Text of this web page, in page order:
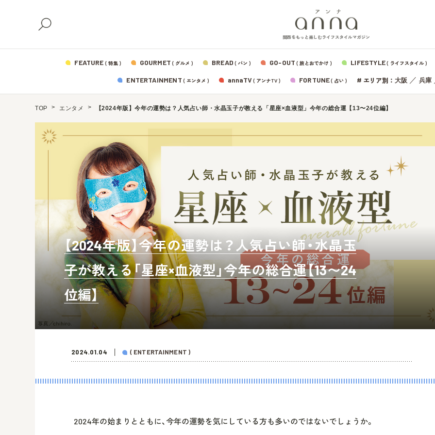
関西をもっと楽しむライフスタイルマガジン
FEATURE ( 特集 ) GOURMET ( グルメ ) BREAD ( パン ) GO-OUT ( 旅とおでかけ ) LIFESTYLE( ライフスタイル )
ENTERTAINMENT ( エンタメ ) annaTV( アンナTV ) FORTUNE( 占い ) # エリア別： 大阪 ／ 兵庫
TOP エンタメ 【2024年版】今年の運勢は？人気占い師・水晶玉子が教える「星座×血液型」今年の総合運【13〜24位編】
【2024年版】今年の運勢は？人気占い師・水晶玉
子が教える「星座×血液型」今年の総合運【13〜24
位編】
2024.01.04 ( ENTERTAINMENT )
2024年の始まりとともに、今年の運勢を気にしている方も多いのではないでしょうか。